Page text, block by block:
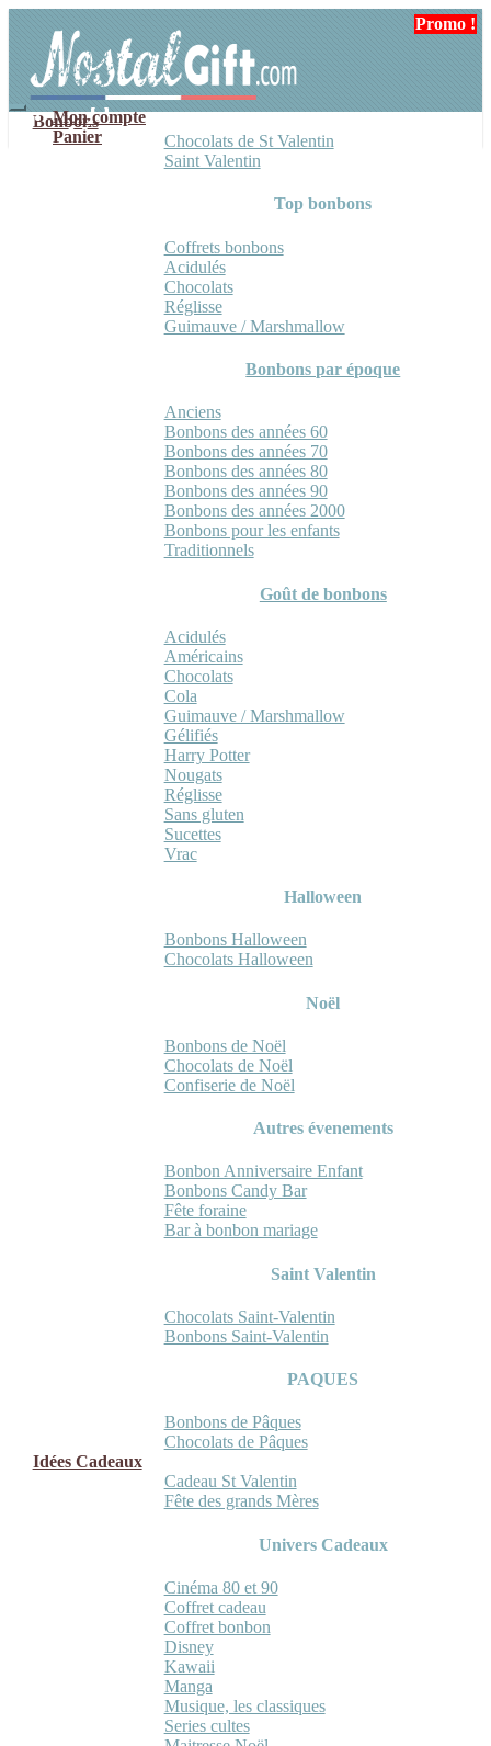
navigation
contenu
Mon compte
Panier
Bonbons
Chocolats de St Valentin
Saint Valentin
Top bonbons
Coffrets bonbons
Acidulés
Chocolats
Réglisse
Guimauve / Marshmallow
Bonbons par époque
Anciens
Bonbons des années 60
Bonbons des années 70
Bonbons des années 80
Bonbons des années 90
Bonbons des années 2000
Bonbons pour les enfants
Traditionnels
Goût de bonbons
Acidulés
Américains
Chocolats
Cola
Guimauve / Marshmallow
Gélifiés
Harry Potter
Nougats
Réglisse
Sans gluten
Sucettes
Vrac
Halloween
Bonbons Halloween
Chocolats Halloween
Noël
Bonbons de Noël
Chocolats de Noël
Confiserie de Noël
Autres évenements
Bonbon Anniversaire Enfant
Bonbons Candy Bar
Fête foraine
Bar à bonbon mariage
Saint Valentin
Chocolats Saint-Valentin
Bonbons Saint-Valentin
PAQUES
Bonbons de Pâques
Chocolats de Pâques
Idées Cadeaux
Cadeau St Valentin
Fête des grands Mères
Univers Cadeaux
Cinéma 80 et 90
Coffret cadeau
Coffret bonbon
Disney
Kawaii
Manga
Musique, les classiques
Series cultes
Promo !
Promo !
Promo !
Promo !